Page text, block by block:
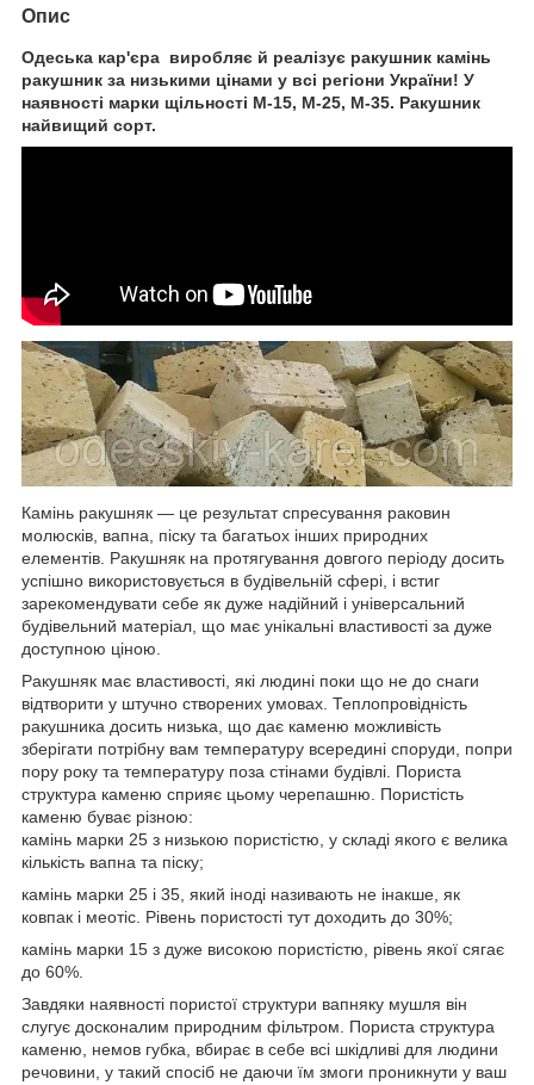
Опис
Одеська кар'єра виробляє й реалізує ракушник камінь
ракушник за низькими цінами у всі регіони України! У
наявності марки щільності М-15, М-25, М-35. Ракушник
найвищий сорт.
Камінь ракушняк — це результат спресування раковин
молюсків, вапна, піску та багатьох інших природних
елементів. Ракушняк на протягування довгого періоду досить
успішно використовується в будівельній сфері, і встиг
зарекомендувати себе як дуже надійний і універсальний
будівельний матеріал, що має унікальні властивості за дуже
доступною ціною.
Ракушняк має властивості, які людині поки що не до снаги
відтворити у штучно створених умовах. Теплопровідність
ракушника досить низька, що дає каменю можливість
зберігати потрібну вам температуру всередині споруди, попри
пору року та температуру поза стінами будівлі. Пориста
структура каменю сприяє цьому черепашню. Пористість
каменю буває різною:
камінь марки 25 з низькою пористістю, у складі якого є велика
кількість вапна та піску;
камінь марки 25 і 35, який іноді називають не інакше, як
ковпак і меотіс. Рівень пористості тут доходить до 30%;
камінь марки 15 з дуже високою пористістю, рівень якої сягає
до 60%.
Завдяки наявності пористої структури вапняку мушля він
слугує досконалим природним фільтром. Пориста структура
каменю, немов губка, вбирає в себе всі шкідливі для людини
речовини, у такий спосіб не даючи їм змоги проникнути у ваш